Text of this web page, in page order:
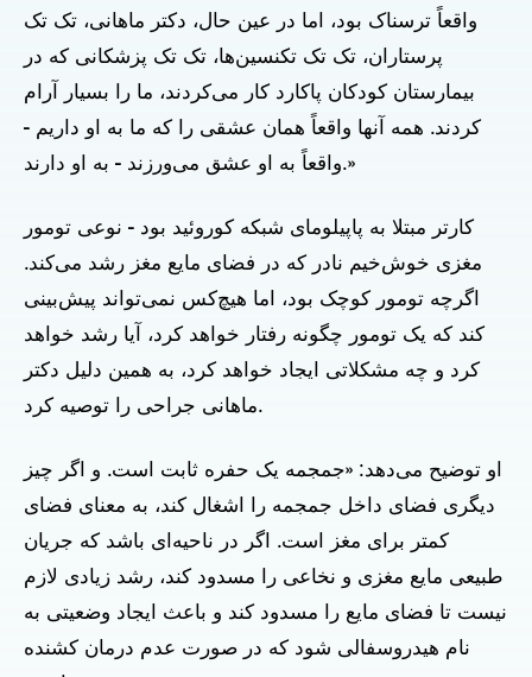
واقعاً ترسناک بود، اما در عین حال، دکتر ماهانی، تک تک
پرستاران، تک تک تکنسین‌ها، تک تک پزشکانی که در
بیمارستان کودکان پاکارد کار می‌کردند، ما را بسیار آرام
کردند. همه آنها واقعاً همان عشقی را که ما به او داریم -
واقعاً به او عشق می‌ورزند - به او دارند.»
کارتر مبتلا به پاپیلومای شبکه کوروئید بود - نوعی تومور
مغزی خوش‌خیم نادر که در فضای مایع مغز رشد می‌کند.
اگرچه تومور کوچک بود، اما هیچ‌کس نمی‌تواند پیش‌بینی
کند که یک تومور چگونه رفتار خواهد کرد، آیا رشد خواهد
کرد و چه مشکلاتی ایجاد خواهد کرد، به همین دلیل دکتر
ماهانی جراحی را توصیه کرد.
او توضیح می‌دهد: «جمجمه یک حفره ثابت است. و اگر چیز
دیگری فضای داخل جمجمه را اشغال کند، به معنای فضای
کمتر برای مغز است. اگر در ناحیه‌ای باشد که جریان
طبیعی مایع مغزی و نخاعی را مسدود کند، رشد زیادی لازم
نیست تا فضای مایع را مسدود کند و باعث ایجاد وضعیتی به
نام هیدروسفالی شود که در صورت عدم درمان کشنده